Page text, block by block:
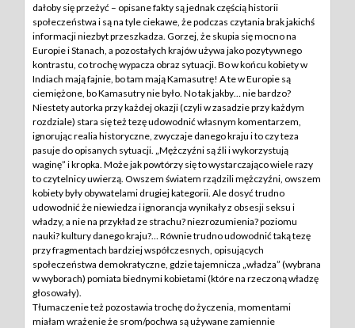
dałoby się przeżyć – opisane fakty są jednak częścią historii
społeczeństwa i są na tyle ciekawe, że podczas czytania brak jakichś
informacji niezbyt przeszkadza. Gorzej, że skupia się mocno na
Europie i Stanach, a pozostałych krajów używa jako pozytywnego
kontrastu, co trochę wypacza obraz sytuacji. Bo w końcu kobiety w
Indiach mają fajnie, bo tam mają Kamasutrę! A te w Europie są
ciemiężone, bo Kamasutry nie było. No tak jakby… nie bardzo?
Niestety autorka przy każdej okazji (czyli w zasadzie przy każdym
rozdziale) stara się też tezę udowodnić własnym komentarzem,
ignorując realia historyczne, zwyczaje danego kraju i to czy teza
pasuje do opisanych sytuacji. „Mężczyźni są źli i wykorzystują
waginę” i kropka. Może jak powtórzy się to wystarczająco wiele razy
to czytelnicy uwierzą. Owszem światem rządzili mężczyźni, owszem
kobiety były obywatelami drugiej kategorii. Ale dosyć trudno
udowodnić że niewiedza i ignorancja wynikały z obsesji seksu i
władzy, a nie na przykład ze strachu? niezrozumienia? poziomu
nauki? kultury danego kraju?… Równie trudno udowodnić taką tezę
przy fragmentach bardziej współczesnych, opisujących
społeczeństwa demokratyczne, gdzie tajemnicza „władza” (wybrana
w wyborach) pomiata biednymi kobietami (które na rzeczoną władzę
głosowały).
Tłumaczenie też pozostawia trochę do życzenia, momentami
miałam wrażenie że srom/pochwa są używane zamiennie